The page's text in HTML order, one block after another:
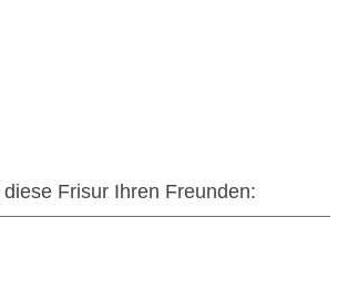
Frisur Ihren Freunden: